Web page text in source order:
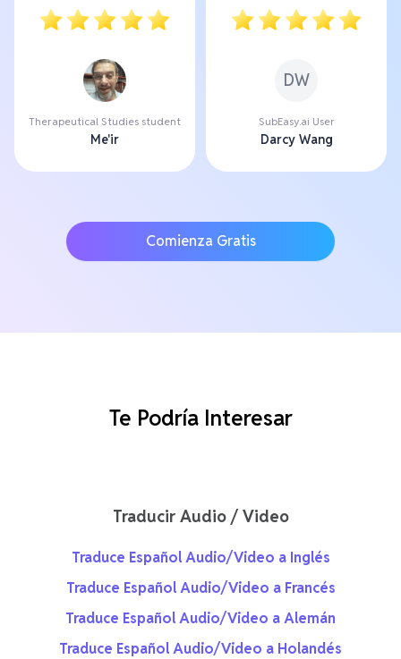
Therapeutical Studies student
Me'ir
DW
SubEasy.ai User
Darcy Wang
Comienza Gratis
Te Podría Interesar
Traducir Audio / Video
Traduce Español Audio/Video a Inglés
Traduce Español Audio/Video a Francés
Traduce Español Audio/Video a Alemán
Traduce Español Audio/Video a Holandés